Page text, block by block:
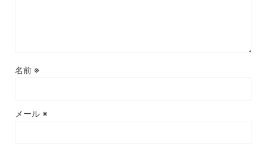
名前 ※
メール ※